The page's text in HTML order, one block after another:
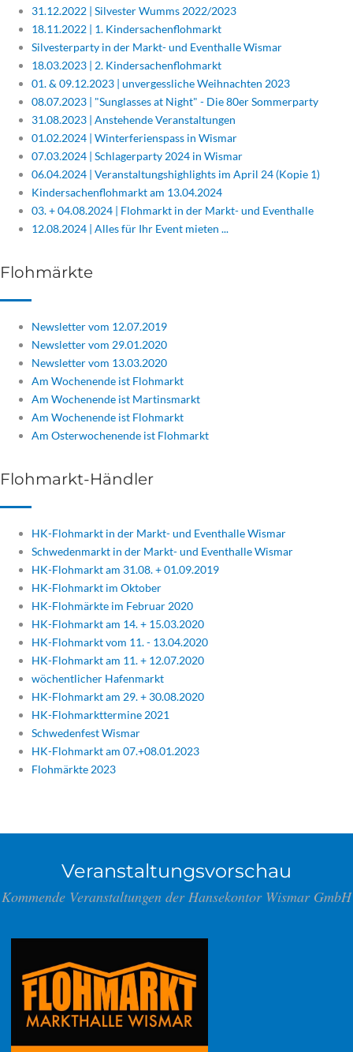
31.12.2022 | Silvester Wumms 2022/2023
18.11.2022 | 1. Kindersachenflohmarkt
Silvesterparty in der Markt- und Eventhalle Wismar
18.03.2023 | 2. Kindersachenflohmarkt
01. & 09.12.2023 | unvergessliche Weihnachten 2023
08.07.2023 | "Sunglasses at Night" - Die 80er Sommerparty
31.08.2023 | Anstehende Veranstaltungen
01.02.2024 | Winterferienspass in Wismar
07.03.2024 | Schlagerparty 2024 in Wismar
06.04.2024 | Veranstaltungshighlights im April 24 (Kopie 1)
Kindersachenflohmarkt am 13.04.2024
03. + 04.08.2024 | Flohmarkt in der Markt- und Eventhalle
12.08.2024 | Alles für Ihr Event mieten ...
Flohmärkte
Newsletter vom 12.07.2019
Newsletter vom 29.01.2020
Newsletter vom 13.03.2020
Am Wochenende ist Flohmarkt
Am Wochenende ist Martinsmarkt
Am Wochenende ist Flohmarkt
Am Osterwochenende ist Flohmarkt
Flohmarkt-Händler
HK-Flohmarkt in der Markt- und Eventhalle Wismar
Schwedenmarkt in der Markt- und Eventhalle Wismar
HK-Flohmarkt am 31.08. + 01.09.2019
HK-Flohmarkt im Oktober
HK-Flohmärkte im Februar 2020
HK-Flohmarkt am 14. + 15.03.2020
HK-Flohmarkt vom 11. - 13.04.2020
HK-Flohmarkt am 11. + 12.07.2020
wöchentlicher Hafenmarkt
HK-Flohmarkt am 29. + 30.08.2020
HK-Flohmarkttermine 2021
Schwedenfest Wismar
HK-Flohmarkt am 07.+08.01.2023
Flohmärkte 2023
Veranstaltungsvorschau
Kommende Veranstaltungen der Hansekontor Wismar GmbH